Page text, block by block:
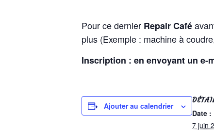
Pour ce dernier Repair Café
plus (Exemple : machine à
Inscription : en envoyant un e-
Ajouter au calendrier
Date :
7 juin